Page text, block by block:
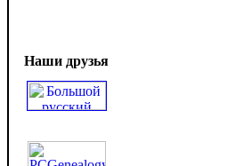
Наши друзья